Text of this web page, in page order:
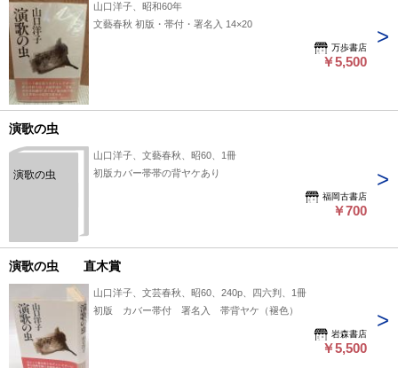
山口洋子、昭和60年
文藝春秋 初版・帯付・署名入 14×20
万歩書店
￥5,500
演歌の虫
演歌の虫
山口洋子、文藝春秋、昭60、1冊
初版カバー帯帯の背ヤケあり
福岡古書店
￥700
演歌の虫 直木賞
山口洋子、文芸春秋、昭60、240p、四六判、1冊
初版 カバー帯付 署名入 帯背ヤケ（褪色）
岩森書店
￥5,500